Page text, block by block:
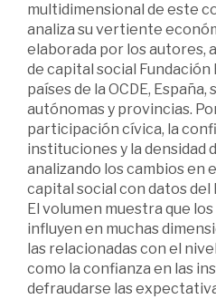
multidimensional de este
analiza su vertiente
elaborada por los autores,
de capital social Fundación
países de la OCDE,
autónomas y provincias.
participación cívica, la
instituciones y la densidad
analizando los cambios en
capital social con datos
El volumen muestra que
influyen en muchas
las relacionadas con el
como la confianza en las
defraudarse las